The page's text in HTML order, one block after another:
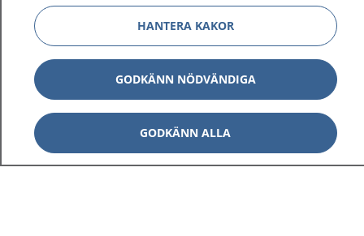
1177 ger dig råd när du vill må bättre.
1177 på flera språk Visa
Visa
HANTERA KAKOR
GODKÄNN NÖDVÄNDIGA
GODKÄNN ALLA